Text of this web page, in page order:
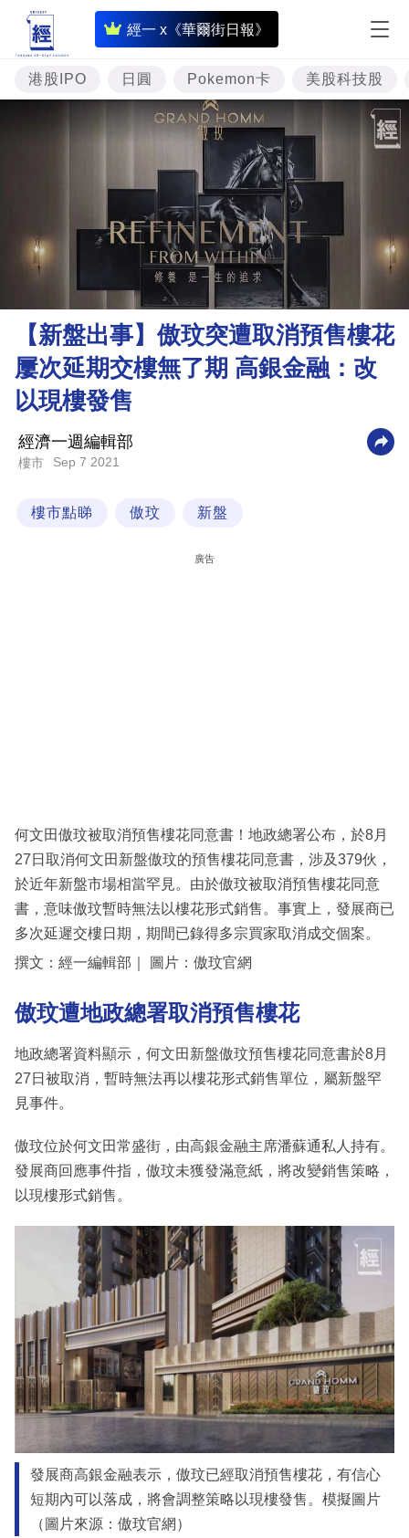
經一 x《華爾街日報》
即
時
財
經
投
資
理
財
商
業
科
技
港股IPO 日圓 Pokemon卡 美股科技股
【新盤出事】傲玟突遭取消預售樓花
屢次延期交樓無了期 高銀金融：改
以現樓發售
經濟一週編輯部
樓市 Sep 7 2021
樓市點睇 傲玟 新盤
廣告
何文田傲玟被取消預售樓花同意書！地政總署公布，於8月
27日取消何文田新盤傲玟的預售樓花同意書，涉及379伙，
於近年新盤市場相當罕見。由於傲玟被取消預售樓花同意
書，意味傲玟暫時無法以樓花形式銷售。事實上，發展商已
多次延遲交樓日期，期間已錄得多宗買家取消成交個案。
撰文：經一編輯部｜ 圖片：傲玟官網
傲玟遭地政總署取消預售樓花
地政總署資料顯示，何文田新盤傲玟預售樓花同意書於8月
27日被取消，暫時無法再以樓花形式銷售單位，屬新盤罕
見事件。
傲玟位於何文田常盛街，由高銀金融主席潘蘇通私人持有。
發展商回應事件指，傲玟未獲發滿意紙，將改變銷售策略，
以現樓形式銷售。
發展商高銀金融表示，傲玟已經取消預售樓花，有信心
短期內可以落成，將會調整策略以現樓發售。模擬圖片
（圖片來源：傲玟官網）